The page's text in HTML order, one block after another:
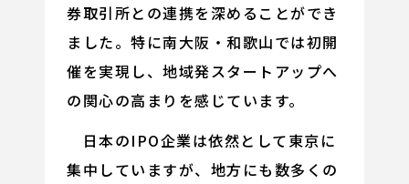
券取引所との連携を深めることができ
ました。特に南大阪・和歌山では初開
催を実現し、地域発スタートアップへ
の関心の高まりを感じています。
日本のIPO企業は依然として東京に
集中していますが、地方にも数多くの